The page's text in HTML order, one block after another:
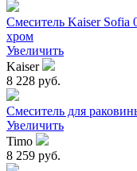
Смеситель Kaiser Sofia
хром
Увеличить
Kaiser
8 228 руб.
Смеситель для
Увеличить
Timo
8 259 руб.